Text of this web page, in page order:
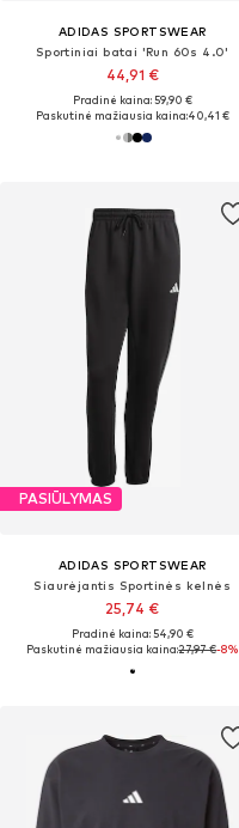
ADIDAS SPORTSWEAR
Sportiniai batai 'Run 60s 4.0'
44,91 €
Pradinė kaina: 59,90 €
Paskutinė mažiausia kaina:40,41 €
PASIŪLYMAS
ADIDAS SPORTSWEAR
Siaurėjantis Sportinės kelnės
25,74 €
Pradinė kaina: 54,90 €
Paskutinė mažiausia kaina:27,97 €-8%